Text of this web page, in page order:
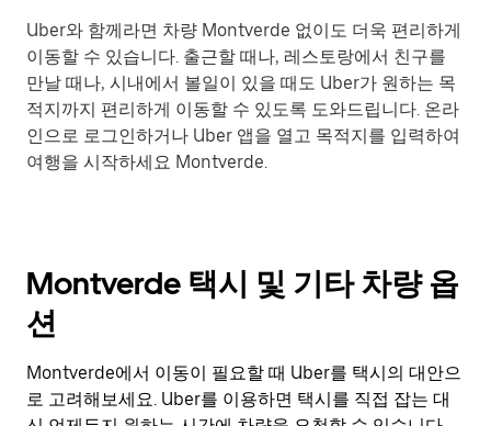
Uber와 함께라면 차량 Montverde 없이도 더욱 편리하게
이동할 수 있습니다. 출근할 때나, 레스토랑에서 친구를
만날 때나, 시내에서 볼일이 있을 때도 Uber가 원하는 목
적지까지 편리하게 이동할 수 있도록 도와드립니다. 온라
인으로 로그인하거나 Uber 앱을 열고 목적지를 입력하여
여행을 시작하세요 Montverde.
Montverde 택시 및 기타 차량 옵
션
Montverde에서 이동이 필요할 때 Uber를 택시의 대안으
로 고려해보세요. Uber를 이용하면 택시를 직접 잡는 대